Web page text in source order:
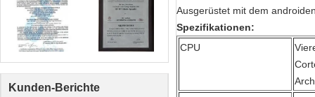
Kunden-Berichte
Ausgerüstet mit dem
Spezifikationen:
CPU